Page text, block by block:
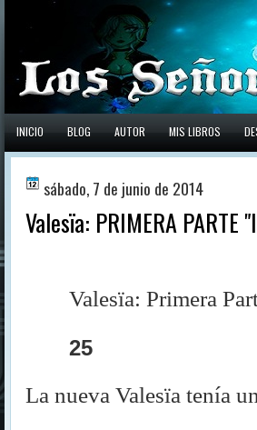
INICIO BLOG AUTOR MIS LIBROS
sábado, 7 de junio de 2014
Valesïa: PRIMERA PARTE
Valesïa: Primera
25
La nueva Valesïa tenía